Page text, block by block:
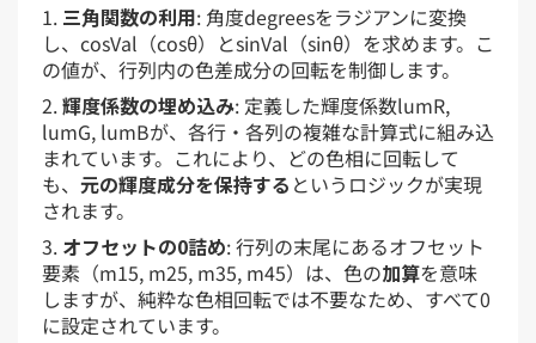
三角関数の利用: 角度degreesをラジアンに変換
し、cosVal（cosθ）とsinVal（sinθ）を求めます。こ
の値が、行列内の色差成分の回転を制御します。
輝度係数の埋め込み: 定義した輝度係数lumR,
lumG, lumBが、各行・各列の複雑な計算式に組み込
まれています。これにより、どの色相に回転して
も、 元の輝度成分を保持する というロジックが実現
されます。
オフセットの0詰め: 行列の末尾にあるオフセット
要素（m15, m25, m35, m45）は、色の加算を意味
しますが、純粋な色相回転では不要なため、すべて0
に設定されています。